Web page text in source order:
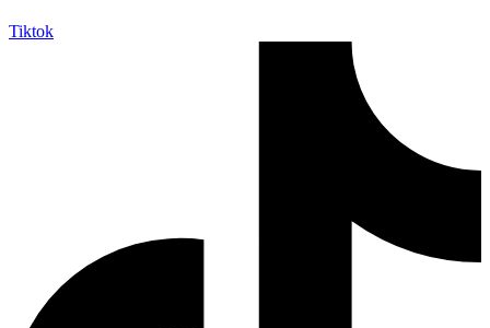
Tiktok